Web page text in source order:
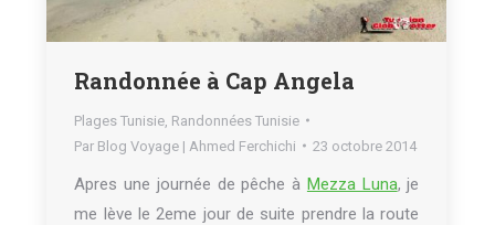
Randonnée à Cap Angela
Plages Tunisie Randonnées Tunisie
Par Blog Voyage | Ahmed Ferchichi 23 octobre 2014
Apres une journée de pêche à Mezza Luna, je
me lève le 2eme jour de suite prendre la route